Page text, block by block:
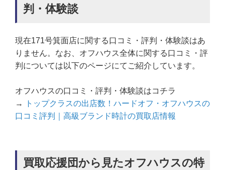
判・体験談
現在171号箕面店に関する口コミ・評判・体験談はあ
りません。なお、オフハウス全体に関する口コミ・評
判については以下のページにてご紹介しています。
オフハウスの口コミ・評判・体験談はコチラ
→
トップクラスの出店数！ハードオフ・オフハウスの
口コミ評判｜高級ブランド時計の買取店情報
買取応援団から見たオフハウスの特